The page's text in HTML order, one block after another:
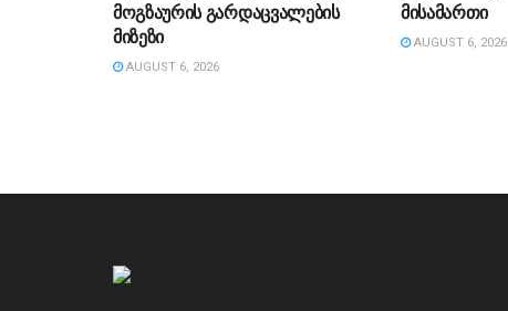
მოგზაურის გარდაცვალების
მიზეზი
AUGUST 6, 2026
მისამართი
AUGUST 6, 2026